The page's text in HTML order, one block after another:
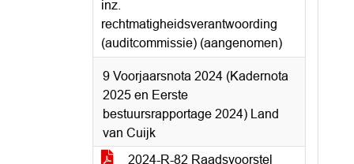
inz.
rechtmatigheidsverantwoording
(auditcommissie) (aangenomen)
9 Voorjaarsnota 2024 (Kadernota
2025 en Eerste
bestuursrapportage 2024) Land
van Cuijk
2024-R-82 Raadsvoorstel